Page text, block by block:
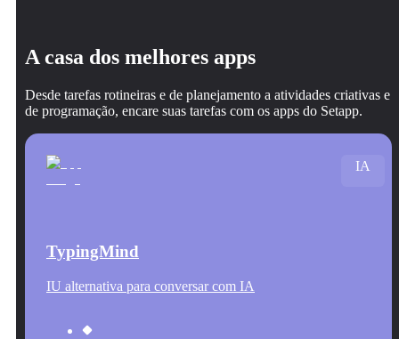
A casa dos melhores apps
Desde tarefas rotineiras e de planejamento a atividades criativas e
de programação, encare suas tarefas com os apps do Setapp.
TypingMind
IU alternativa para conversar com IA
IA